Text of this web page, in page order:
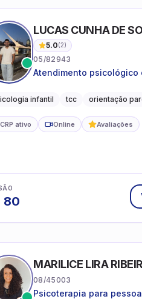
LUCAS CUNHA DE
5.0(2)
05/82943
Atendimento psicológico
Comportamental (TCC),
vida.
infantil tcc orientação
CRP ativo Online Avaliações
80
MARILICE LIRA
08/45003
Psicoterapia para